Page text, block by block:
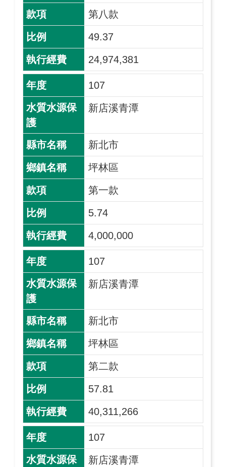
第八款
49.37
24,974,381
107
新店溪青潭
新北市
坪林區
第一款
5.74
4,000,000
107
新店溪青潭
新北市
坪林區
第二款
57.81
40,311,266
107
新店溪青潭